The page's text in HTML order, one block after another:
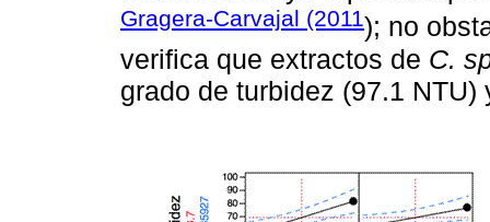
Gragera-Carvajal (2011); no
verifica que extractos de C.
grado de turbidez (97.1